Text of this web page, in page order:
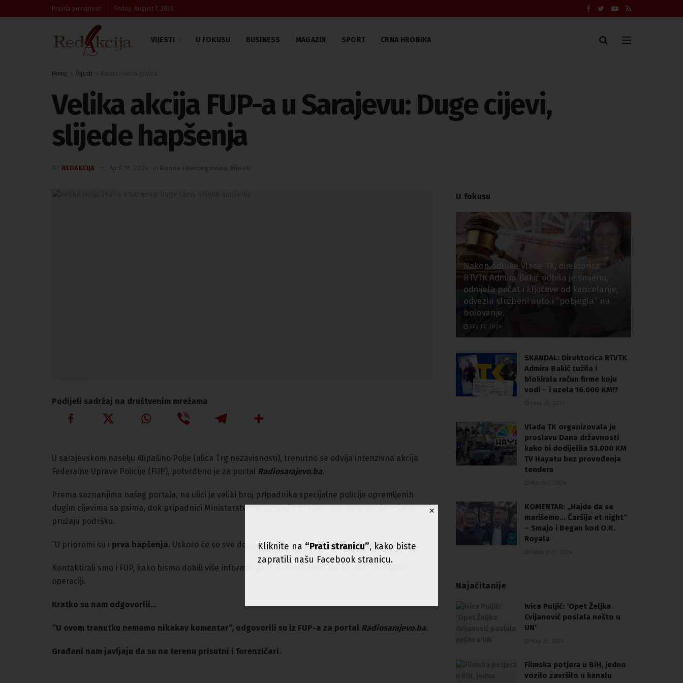
Pravila privatnosti Friday, August 7, 2026
VIJESTI U FOKUSU BUSINESS MAGAZIN SPORT CRNA HRONIKA
Home Vijesti
Velika akcija FUP-a u Sarajevu: Duge cijevi,
slijede hapšenja
REDAKCIJA
Podijeli sadržaj na društvenim mrežama
U sarajevskom naselju Alipašino Polje (ulica Trg nezavisnosti), trenutno se odvija intenzivna akcija
Federalne Uprave Policije (FUP), potvrđeno je za portal Radiosarajevo.ba.
Prema saznanjima našeg portala, na ulici je veliki broj pripadnika specijalne policije opremljenih
dugim cijevima sa psima, dok pripadnici Ministarstva Unutrašnjih Poslova Kantona Sarajevo (MUP KS)
pružaju podršku.
“U pripremi su i prva hapšenja. Uskoro će se sve dogoditi”, saznaje portal Radiosarajevo.ba.
Kontaktirali smo i FUP, kako bismo dobili više informacija, s obzirom na to da se radi o ozbiljnoj
operaciji.
Kratko su nam odgovorili…
“U ovom trenutku nemamo nikakav komentar“, odgovorili su iz FUP-a za portal Radiosarajevo.ba.
Građani nam javljaju da su na terenu prisutni i forenzičari.
U fokusu
Nakon odluke Vlade TK, direktorica
RTVTK Admira Bakić odbila je smjenu,
odnijela pečat i ključeve od kancelarije,
odvezla službeni auto i “pobjegla” na
bolovanje.
July 10, 2024
SKANDAL: Direktorica RTVTK
Admira Bakić tužila i
blokirala račun firme koju
vodi – i uzela 16.000 KM!?
Vlada TK organizovala je
proslavu Dana državnosti
kako bi dodijelila 53.000 KM
TV Hayatu bez provođenja
tendera
KOMENTAR: „Hajde da se
marišemo… Čaršija et night“
– Smajo i Began kod O.K.
Royala
Najačitanije
Ivica Puljić: ‘Opet Željka
Cvijanović poslala nešto u
UN’
Filmska potjera u BiH, jedno
vozilo završilo u kanalu
✕
Kliknite na “Prati stranicu”, kako biste
zapratili našu Facebook stranicu.